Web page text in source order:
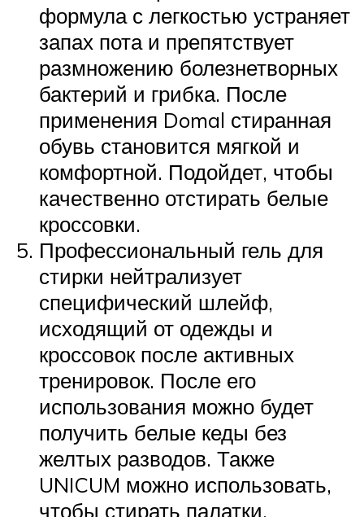
формула с легкостью устраняет
запах пота и препятствует
размножению болезнетворных
бактерий и грибка. После
применения Domal стиранная
обувь становится мягкой и
комфортной. Подойдет, чтобы
качественно отстирать белые
кроссовки.
Профессиональный гель для
стирки нейтрализует
специфический шлейф,
исходящий от одежды и
кроссовок после активных
тренировок. После его
использования можно будет
получить белые кеды без
желтых разводов. Также
UNICUM можно использовать,
чтобы стирать палатки,